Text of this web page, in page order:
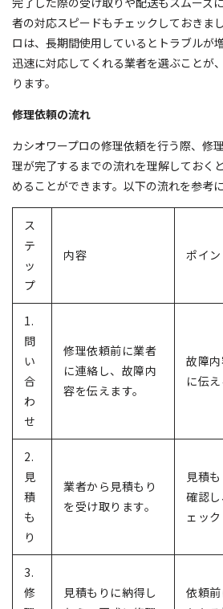
者の対応スピードもチェックしておきま
ロは、長期間使用しているとトラブルが
迅速に対応してくれる業者を選ぶことが
ります。
修理依頼の流れ
カシオワープロの修理依頼を行う際、修
理が完了するまでの流れを理解しておく
めることができます。以下の流れを参考
ス
テ
ッ
プ
内容 ポイン
1.
問
い
合
わ
せ
修理依頼前に業者
に連絡し、故障内
容を伝えます。
故障
に伝
2.
見
積
も
り
業者から見積もり
を受け取ります。
見積
確認
ェック
3.
修
見積もりに納得し
依頼